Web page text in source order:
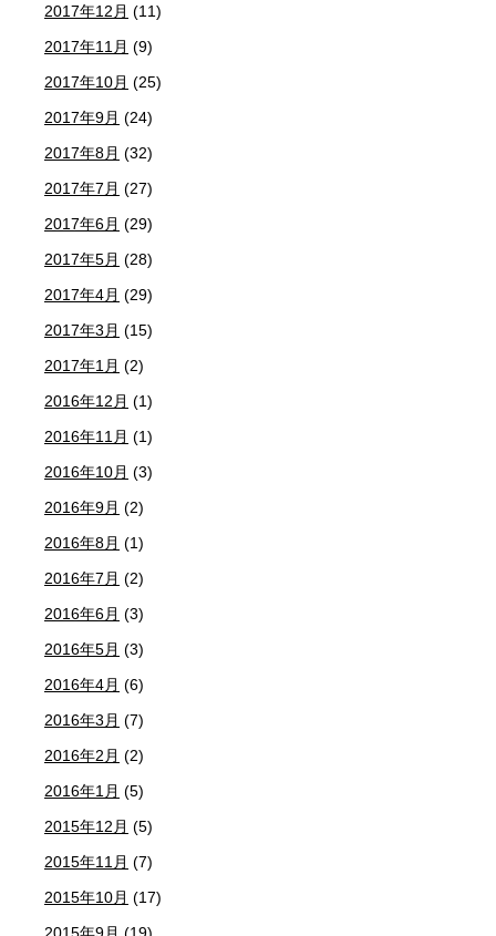
2017年12月 (11)
2017年11月 (9)
2017年10月 (25)
2017年9月 (24)
2017年8月 (32)
2017年7月 (27)
2017年6月 (29)
2017年5月 (28)
2017年4月 (29)
2017年3月 (15)
2017年1月 (2)
2016年12月 (1)
2016年11月 (1)
2016年10月 (3)
2016年9月 (2)
2016年8月 (1)
2016年7月 (2)
2016年6月 (3)
2016年5月 (3)
2016年4月 (6)
2016年3月 (7)
2016年2月 (2)
2016年1月 (5)
2015年12月 (5)
2015年11月 (7)
2015年10月 (17)
2015年9月 (19)